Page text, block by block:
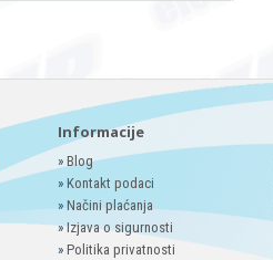
Informacije
» Blog
» Kontakt podaci
» Načini plaćanja
»Izjava o sigurnosti
» Politika privatnosti